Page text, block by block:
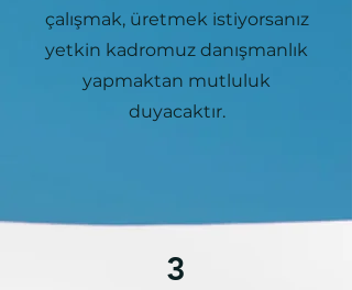
çalışmak, üretmek istiyorsanız
yetkin kadromuz danışmanlık
yapmaktan mutluluk
duyacaktır.
3